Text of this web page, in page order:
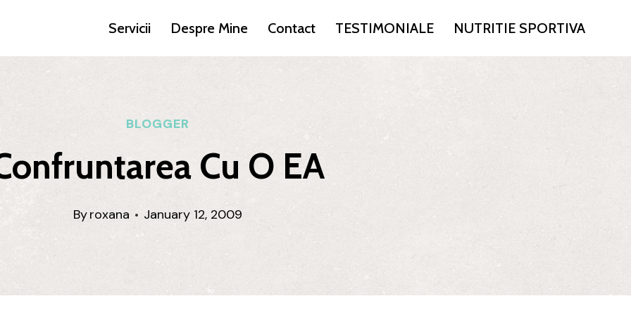
Servicii Despre Mine Contact TESTIMONIALE NUTRITIE SPORTIVA
BLOGGER
Cu O EA
Byroxana January 12, 2009